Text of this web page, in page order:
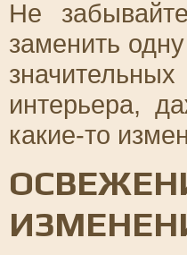
Не
заменить
интерьера,
какие-то